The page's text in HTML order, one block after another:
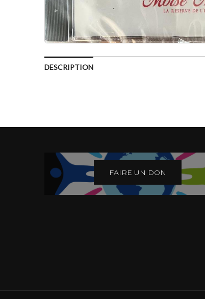
DESCRIPTION
FAIRE UN DON